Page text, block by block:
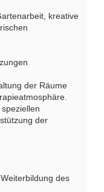
kreative
der Räume
der
des